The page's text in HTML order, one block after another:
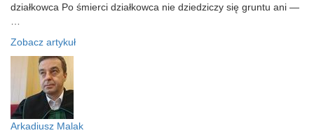
działkowca Po śmierci działkowca nie dziedziczy się gruntu ani —
…
Zobacz artykuł
Arkadiusz Malak